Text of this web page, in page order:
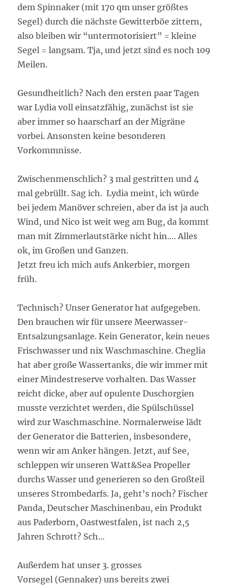
dem Spinnaker (mit 170 qm unser größtes
Segel) durch die nächste Gewitterböe zittern,
also bleiben wir “untermotorisiert” = kleine
Segel = langsam. Tja, und jetzt sind es noch 109
Meilen.
Gesundheitlich? Nach den ersten paar Tagen
war Lydia voll einsatzfähig, zunächst ist sie
aber immer so haarscharf an der Migräne
vorbei. Ansonsten keine besonderen
Vorkommnisse.
Zwischenmenschlich? 3 mal gestritten und 4
mal gebrüllt. Sag ich. Lydia meint, ich würde
bei jedem Manöver schreien, aber da ist ja auch
Wind, und Nico ist weit weg am Bug, da kommt
man mit Zimmerlautstärke nicht hin…. Alles
ok, im Großen und Ganzen.
Jetzt freu ich mich aufs Ankerbier, morgen
früh.
Technisch? Unser Generator hat aufgegeben.
Den brauchen wir für unsere Meerwasser-
Entsalzungsanlage. Kein Generator, kein neues
Frischwasser und nix Waschmaschine. Cheglia
hat aber große Wassertanks, die wir immer mit
einer Mindestreserve vorhalten. Das Wasser
reicht dicke, aber auf opulente Duschorgien
musste verzichtet werden, die Spülschüssel
wird zur Waschmaschine. Normalerweise lädt
der Generator die Batterien, insbesondere,
wenn wir am Anker hängen. Jetzt, auf See,
schleppen wir unseren Watt&Sea Propeller
durchs Wasser und generieren so den Großteil
unseres Strombedarfs. Ja, geht’s noch? Fischer
Panda, Deutscher Maschinenbau, ein Produkt
aus Paderborn, Oastwestfalen, ist nach 2,5
Jahren Schrott? Sch…
Außerdem hat unser 3. grosses
Vorsegel (Gennaker) uns bereits zwei